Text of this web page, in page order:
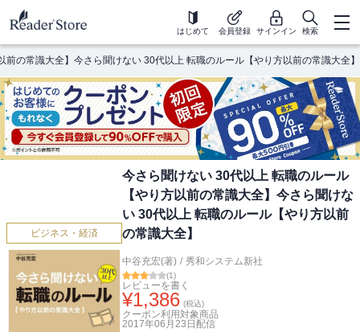
はじめて 会員登録 サインイン 検索
の常識大全】今さら聞けない 30代以上 転職のルール【やり方以前の常識大全】
ビジネス・経済
今さら聞けない 30代以上 転職のルール
【やり方以前の常識大全】今さら聞けな
い 30代以上 転職のルール【やり方以前
の常識大全】
中谷充宏(著) / 秀和システム新社
(1)
レビューを書く
¥1,386 (税込)
クーポン利用対象商品
2017年06月23日 配信